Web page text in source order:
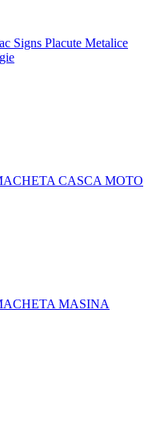
Signs Placute Metalice
CASCA MOTO
MASINA